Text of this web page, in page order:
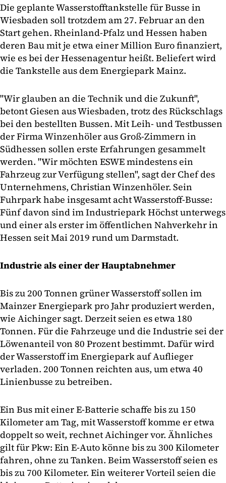
Die geplante Wasserstofftankstelle für Busse in
Wiesbaden soll trotzdem am 27. Februar an den
Start gehen. Rheinland-Pfalz und Hessen haben
deren Bau mit je etwa einer Million Euro finanziert,
wie es bei der Hessenagentur heißt. Beliefert wird
die Tankstelle aus dem Energiepark Mainz.
"Wir glauben an die Technik und die Zukunft",
betont Giesen aus Wiesbaden, trotz des Rückschlags
bei den bestellten Bussen. Mit Leih- und Testbussen
der Firma Winzenhöler aus Groß-Zimmern in
Südhessen sollen erste Erfahrungen gesammelt
werden. "Wir möchten ESWE mindestens ein
Fahrzeug zur Verfügung stellen", sagt der Chef des
Unternehmens, Christian Winzenhöler. Sein
Fuhrpark habe insgesamt acht Wasserstoff-Busse:
Fünf davon sind im Industriepark Höchst unterwegs
und einer als erster im öffentlichen Nahverkehr in
Hessen seit Mai 2019 rund um Darmstadt.
Industrie als einer der Hauptabnehmer
Bis zu 200 Tonnen grüner Wasserstoff sollen im
Mainzer Energiepark pro Jahr produziert werden,
wie Aichinger sagt. Derzeit seien es etwa 180
Tonnen. Für die Fahrzeuge und die Industrie sei der
Löwenanteil von 80 Prozent bestimmt. Dafür wird
der Wasserstoff im Energiepark auf Auflieger
verladen. 200 Tonnen reichten aus, um etwa 40
Linienbusse zu betreiben.
Ein Bus mit einer E-Batterie schaffe bis zu 150
Kilometer am Tag, mit Wasserstoff komme er etwa
doppelt so weit, rechnet Aichinger vor. Ähnliches
gilt für Pkw: Ein E-Auto könne bis zu 300 Kilometer
fahren, ohne zu Tanken. Beim Wasserstoff seien es
bis zu 700 Kilometer. Ein weiterer Vorteil seien die